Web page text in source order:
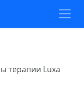
терапии Luxa